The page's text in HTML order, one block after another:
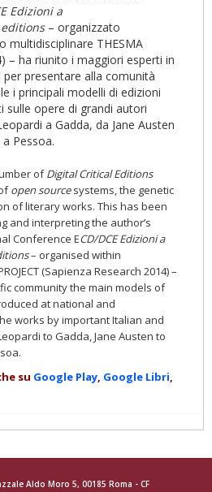
Edizioni a
– organizzato
multidisciplinare THESMA
– ha riunito i maggiori esperti in
per presentare alla comunità
i principali modelli di edizioni
sulle opere di grandi autori
a Gadda, da Jane Austen
Pessoa.
ofDigital Critical Editions
open sourcesystems, the genetic
of literary works. This has been
and interpreting the author’s
Conference ECD/DCE Edizioni a
– organised within
(Sapienza Research 2014) –
community the main models of
at national and
works by important Italian and
to Gadda, Jane Austen to
su Google Play, Google Libri,
Aldo Moro 5, 00185 Roma - CF